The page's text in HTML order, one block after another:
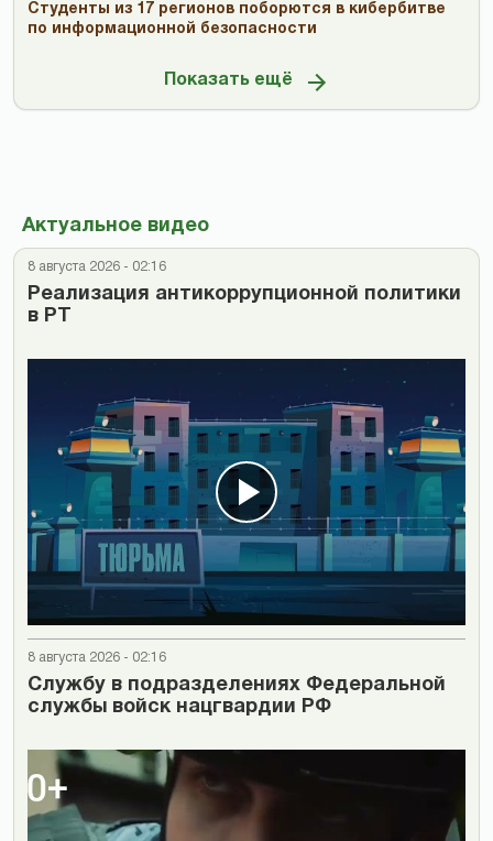
Студенты из 17 регионов поборются в кибербитве
по информационной безопасности
Показать ещё
Актуальное видео
8 августа 2026 - 02:16
Реализация антикоррупционной политики
в РТ
8 августа 2026 - 02:16
Cлужбу в подразделениях Федеральной
службы войск нацгвардии РФ